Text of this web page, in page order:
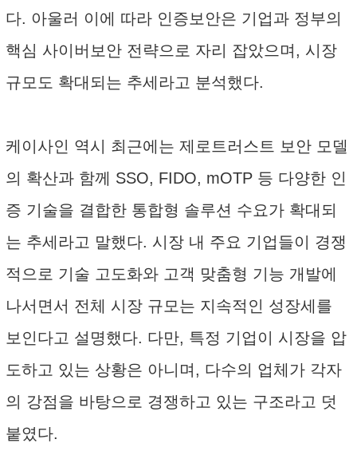
다. 아울러 이에 따라 인증보안은 기업과 정부의
핵심 사이버보안 전략으로 자리 잡았으며, 시장
규모도 확대되는 추세라고 분석했다.
케이사인 역시 최근에는 제로트러스트 보안 모델
의 확산과 함께 SSO, FIDO, mOTP 등 다양한 인
증 기술을 결합한 통합형 솔루션 수요가 확대되
는 추세라고 말했다. 시장 내 주요 기업들이 경쟁
적으로 기술 고도화와 고객 맞춤형 기능 개발에
나서면서 전체 시장 규모는 지속적인 성장세를
보인다고 설명했다. 다만, 특정 기업이 시장을 압
도하고 있는 상황은 아니며, 다수의 업체가 각자
의 강점을 바탕으로 경쟁하고 있는 구조라고 덧
붙였다.